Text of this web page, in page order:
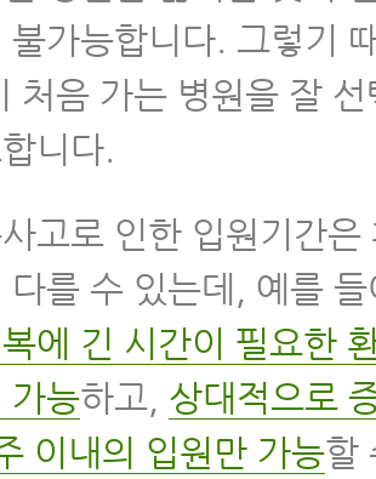
불가능합니다. 그렇기
처음 가는 병원을 잘
니다.
고로 인한 입원기간은
다를 수 있는데, 예를
에 긴 시간이 필요한
가능하고, 상대적으로
이내의 입원만 가능할